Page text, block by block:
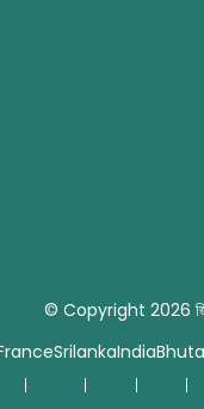
© Copyright 2026
SrilankaIndia